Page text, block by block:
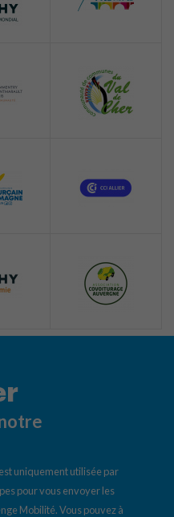
uniquement utilisée par
pour vous envoyer les
Mobilité. Vous pouvez à